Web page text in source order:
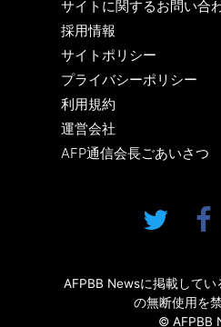
サイトに関するお問い合
採用情報
サイトポリシー
プライバシーポリシー
利用規約
運営会社
AFP通信会長ごあいさつ
AFPBB Newsに掲載して
の無断使用を
© AFPBB